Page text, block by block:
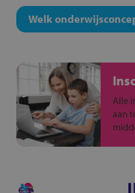
Welk
Alle
aan